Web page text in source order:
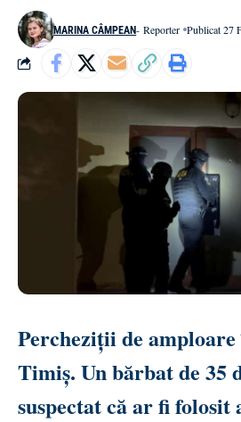
MARINA CÂMPEAN- Reporter Publicat 27
Percheziții de
Timiș. Un bărbat de 35
suspectat că ar fi folosit